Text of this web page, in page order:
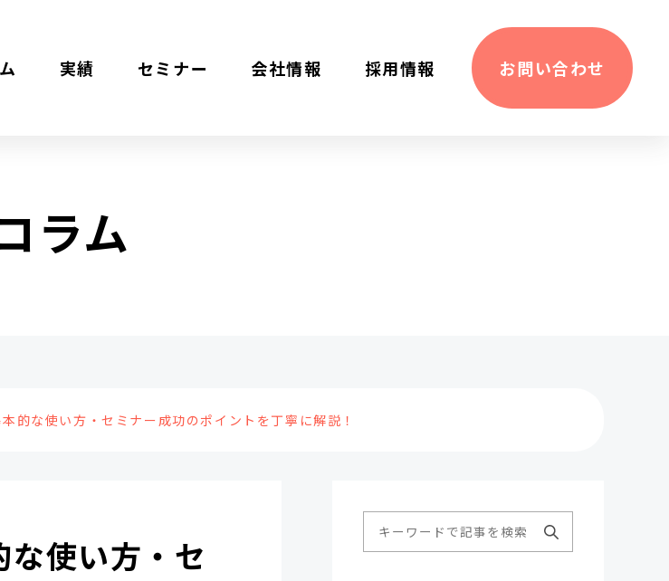
実績 セミナー 会社情報 採⽤情報 お問い合わせ
ラム
的な使い方・セミナー成功のポイントを丁寧に解説！
使い方・セ